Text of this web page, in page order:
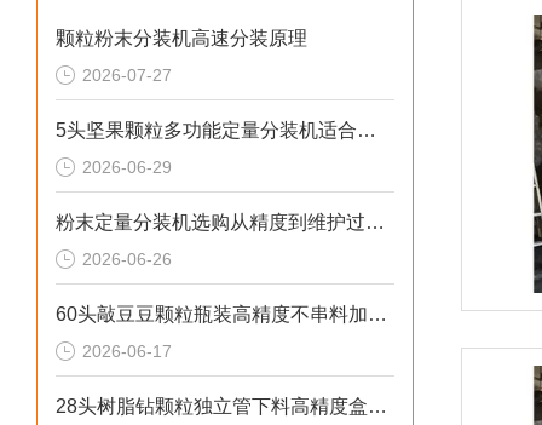
颗粒粉末分装机高速分装原理
2026-07-27
5头坚果颗粒多功能定量分装机适合小作坊
2026-06-29
粉末定量分装机选购从精度到维护过程的步骤
2026-06-26
60头敲豆豆颗粒瓶装高精度不串料加大料仓定量分装机非标定制
2026-06-17
28头树脂钻颗粒独立管下料高精度盒装分装机性价比高